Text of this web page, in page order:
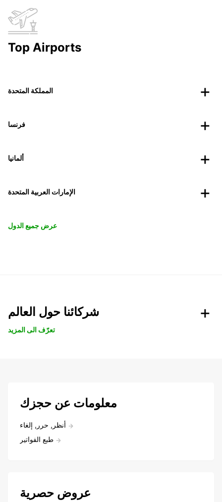
Top Airports
المملكة المتحدة
فرنسا
ألمانيا
الإمارات العربية المتحدة
عرض جميع الدول
شركائنا حول العالم
تعرّف الى المزيد
معلومات عن حجزك
أنظر, حرر, إلغاء
طبع الفواتير
عروض حصرية